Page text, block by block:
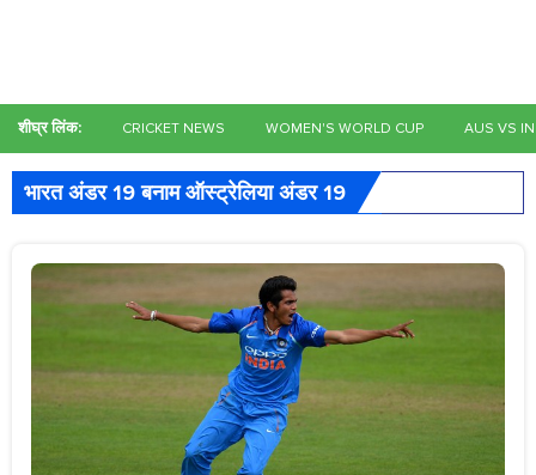
शीघ्र लिंक: CRICKET NEWS WOMEN'S WORLD CUP AUS VS
भारत अंडर 19 बनाम ऑस्ट्रेलिया अंडर 19